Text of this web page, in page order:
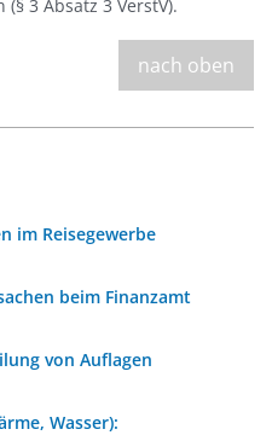
3 Absatz 3 VerstV).
nach oben
im Reisegewerbe
beim Finanzamt
von Auflagen
Wasser):